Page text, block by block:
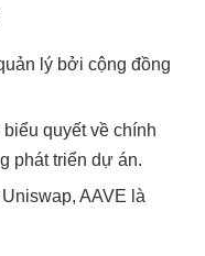
lý bởi cộng đồng
quyết về chính
phát triển dự án.
AAVE là